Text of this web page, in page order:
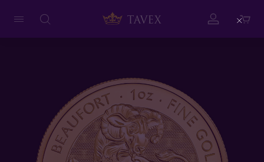
Close